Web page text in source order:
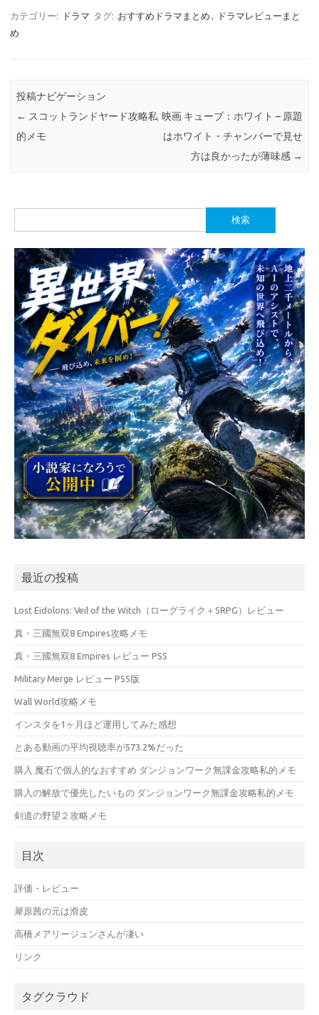
カテゴリー: ドラマ タグ: おすすめドラマまとめ ,
ドラマレビューまと
め
投稿ナビゲーション
← スコットランドヤード攻略私
的メモ
映画 キューブ：ホワイト – 原題
はホワイト・チャンバーで見せ
方は良かったが薄味感 →
索:
最近の投稿
Lost Eidolons: Veil of the Witch（ローグライク＋SRPG）レビュー
真・三國無双8 Empires攻略メモ
真・三國無双8 Empires レビュー PS5
Military Merge レビュー PS5版
Wall World攻略メモ
インスタを1ヶ月ほど運用してみた感想
とある動画の平均視聴率が573.2%だった
購入 魔石で個人的なおすすめ ダンジョンワーク無課金攻略私的メモ
購入の解放で優先したいもの ダンジョンワーク無課金攻略私的メモ
剣道の野望２攻略メモ
目次
評価・レビュー
犀原茜の元は滑皮
高橋メアリージュンさんが凄い
リンク
タグクラウド